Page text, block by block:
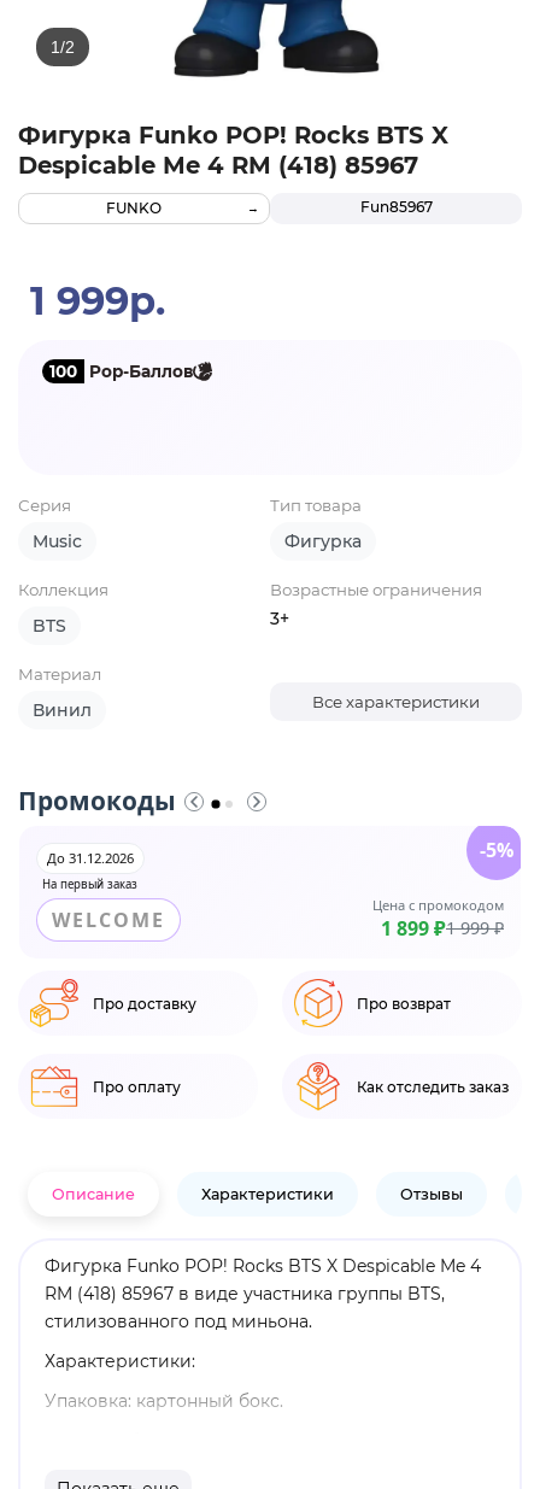
Фигурка Funko POP! Rocks BTS X
Despicable Me 4 RM (418) 85967
Fun85967
FUNKO
1 999р.
100 Pop-Баллов
Серия
Music
Тип товара
Фигурка
Коллекция
BTS
Возрастные ограничения
3+
Материал
Винил Все характеристики
Промокоды
На первый заказ
До 31.12.2026
WELCOME
Цена с промокодом
1 899 ₽1 999 ₽
-5%
Про доставку Про возврат
Про оплату Как отследить заказ
Описание Характеристики Отзывы
Фигурка Funko POP! Rocks BTS X Despicable Me 4
RM (418) 85967 в виде участника группы BTS,
стилизованного под миньона.
Характеристики:
Упаковка: картонный бокс.
Материал: винил.